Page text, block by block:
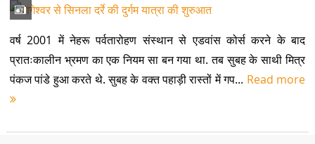
वर्ष 2001 में नेहरू पर्वतारोहण संस्थान से एडवांस कोर्स करने के बाद
प्रातःकालीन भ्रमण का एक नियम सा बन गया था. तब सुबह के साथी मित्र
पंकज पांडे हुआ करते थे. सुबह के वक्त पहाड़ी रास्तों में गप... Read more